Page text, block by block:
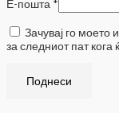
Е-пошта *
Зачувај го моето
за следниот пат кога